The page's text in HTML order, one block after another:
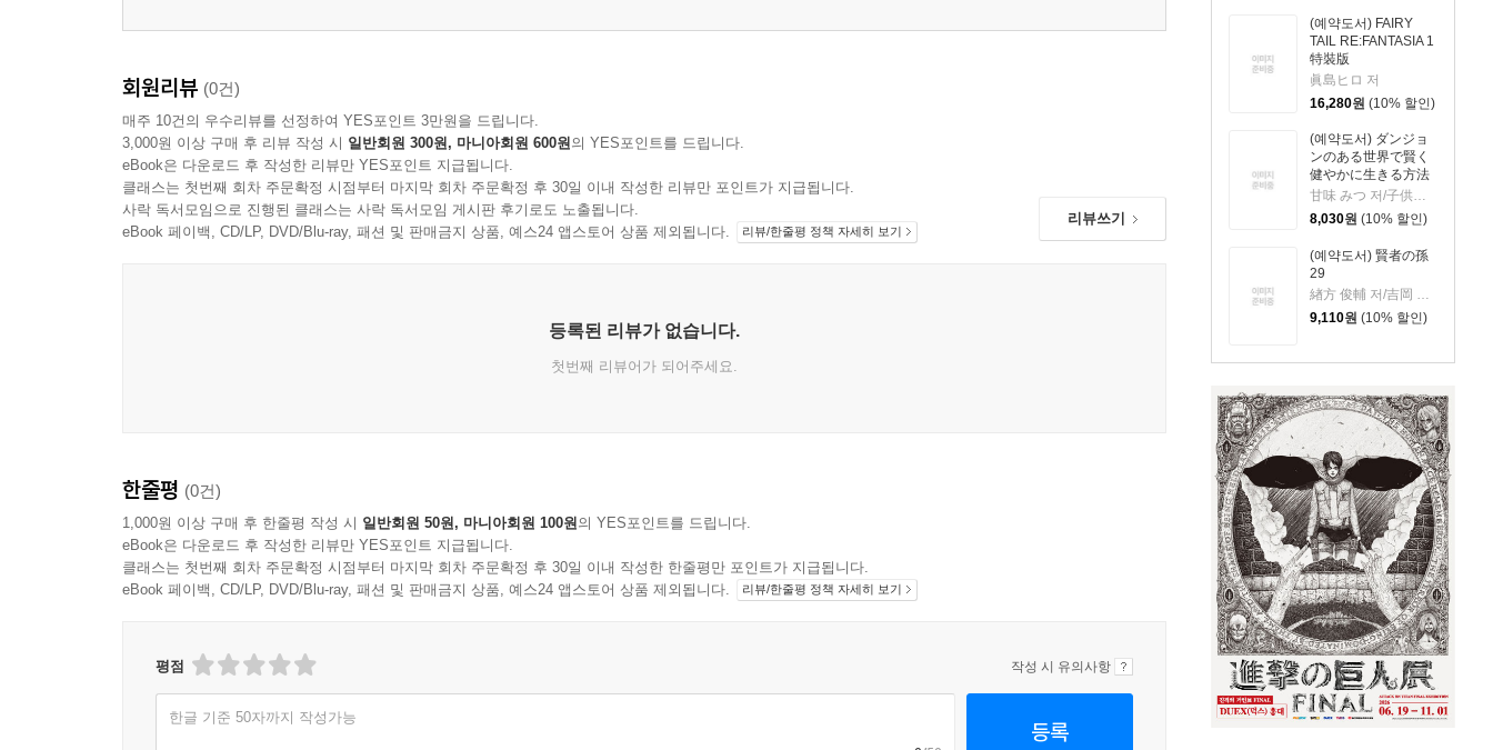
(예약도서) FAIRY
TAIL RE:FANTASIA 1
特裝版
眞島ヒロ 저
16,280원 (10% 할인)
(예약도서) ダンジョ
ンのある世界で賢く
健やかに生きる方法
9
甘味 みつ 저/子供の子 원작
8,030원 (10% 할인)
(예약도서) 賢者の孫
29
緖方 俊輔 저/吉岡 剛 원작
9,110원 (10% 할인)
회원리뷰 (0건)
매주 10건의 우수리뷰를 선정하여 YES포인트 3만원을 드립니다.
3,000원 이상 구매 후 리뷰 작성 시 일반회원 300원, 마니아회원 600원의 YES포인트를 드립니다.
eBook은 다운로드 후 작성한 리뷰만 YES포인트 지급됩니다.
클래스는 첫번째 회차 주문확정 시점부터 마지막 회차 주문확정 후 30일 이내 작성한 리뷰만 포인트가 지급됩니다.
사락 독서모임으로 진행된 클래스는 사락 독서모임 게시판 후기로도 노출됩니다.
eBook 페이백, CD/LP, DVD/Blu-ray, 패션 및 판매금지 상품, 예스24 앱스토어 상품 제외됩니다.
리뷰/한줄평 정책 자세히 보기
리뷰쓰기
등록된 리뷰가 없습니다.
첫번째 리뷰어가 되어주세요.
한줄평 (0건)
1,000원 이상 구매 후 한줄평 작성 시 일반회원 50원, 마니아회원 100원의 YES포인트를 드립니다.
eBook은 다운로드 후 작성한 리뷰만 YES포인트 지급됩니다.
클래스는 첫번째 회차 주문확정 시점부터 마지막 회차 주문확정 후 30일 이내 작성한 한줄평만 포인트가 지급됩니다.
eBook 페이백, CD/LP, DVD/Blu-ray, 패션 및 판매금지 상품, 예스24 앱스토어 상품 제외됩니다.
리뷰/한줄평 정책 자세히 보기
평점 작성 시 유의사항
한글 기준 50자까지 작성가능
등록